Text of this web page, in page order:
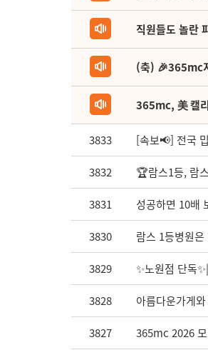
직원들도 놀란
(축) 🎉365mc
365mc, 美 캘
3833 [속보📢] 전국
3832 🏆람스1등, 람
3831 성공하면 10배
3830 람스 1등병원
3829 ✨노원점 단독
3828 아름다운가게
3827 365mc 2026